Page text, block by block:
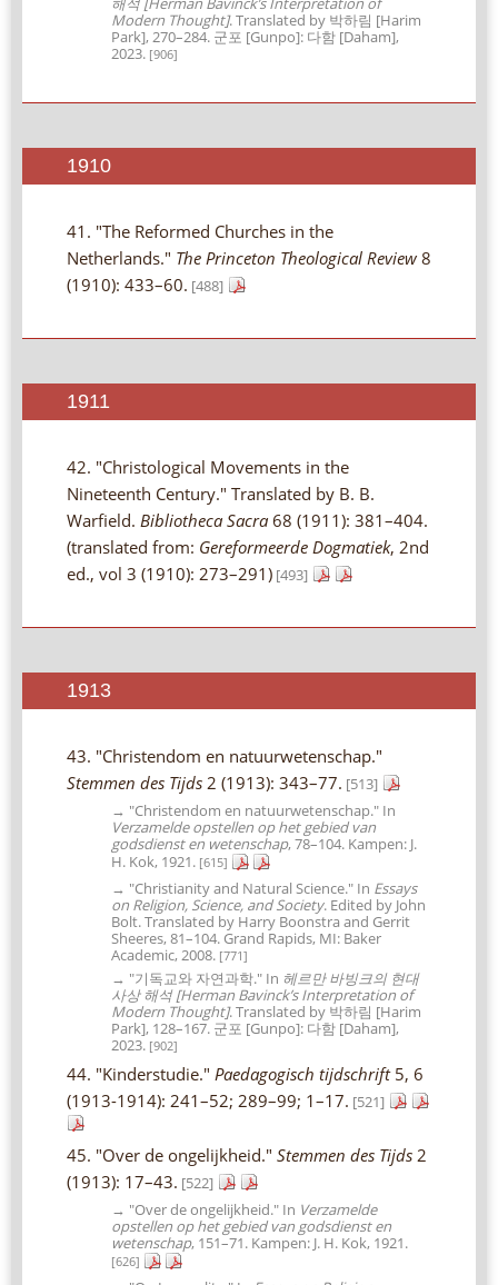
Modern Thought]. Translated by 박하림 [Harim
Park], 270–284. 군포 [Gunpo]: 다함 [Daham],
2023. [906]
1910
41. "The Reformed Churches in the
Netherlands." The Princeton Theological Review 8
(1910): 433–60. [488]
1911
42. "Christological Movements in the
Nineteenth Century." Translated by B. B.
Warfield. Bibliotheca Sacra 68 (1911): 381–404.
(translated from: Gereformeerde Dogmatiek, 2nd
ed., vol 3 (1910): 273–291) [493]
1913
43. "Christendom en natuurwetenschap."
Stemmen des Tijds 2 (1913): 343–77. [513]
→ "Christendom en natuurwetenschap." In
Verzamelde opstellen op het gebied van
godsdienst en wetenschap, 78–104. Kampen: J.
H. Kok, 1921. [615]
→ "Christianity and Natural Science." In Essays
on Religion, Science, and Society. Edited by John
Bolt. Translated by Harry Boonstra and Gerrit
Sheeres, 81–104. Grand Rapids, MI: Baker
Academic, 2008. [771]
→ "기독교와 자연과학." In 헤르만 바빙크의 현대
사상 해석 [Herman Bavinck’s Interpretation of
Modern Thought]. Translated by 박하림 [Harim
Park], 128–167. 군포 [Gunpo]: 다함 [Daham],
2023. [902]
44. "Kinderstudie." Paedagogisch tijdschrift5, 6
(1913-1914): 241–52; 289–99; 1–17. [521]
45. "Over de ongelijkheid." Stemmen des Tijds 2
(1913): 17–43. [522]
→ "Over de ongelijkheid." In Verzamelde
opstellen op het gebied van godsdienst en
wetenschap, 151–71. Kampen: J. H. Kok, 1921.
[626]